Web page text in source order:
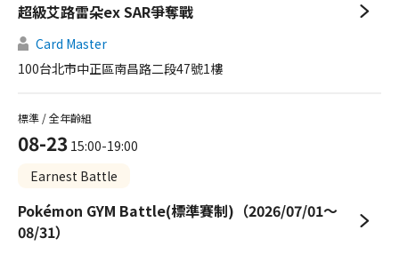
超級艾路雷朵ex SAR爭奪戰
Card Master
100台北市中正區南昌路二段47號1樓
08-23 15:00-19:00
Earnest Battle
標準 / 全年齡組
Pokémon GYM Battle(標準賽制)（2026/07/01～
08/31）